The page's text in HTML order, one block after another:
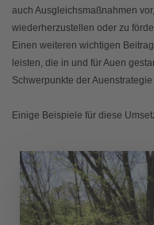
auch Ausgleichsmaßnahmen
wiederherzustellen oder zu
Einen weiteren wichtigen
leisten, die in und für Auen
Schwerpunkte der
Einige Beispiele für diese